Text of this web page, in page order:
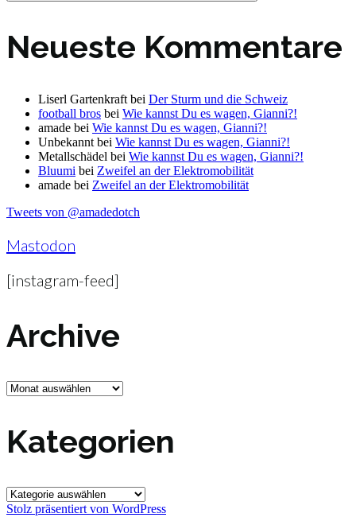
Neueste Kommentare
Liserl Gartenkraft bei Der Sturm und die Schweiz
football bros bei Wie kannst Du es wagen, Gianni?!
amade bei Wie kannst Du es wagen, Gianni?!
Unbekannt bei Wie kannst Du es wagen, Gianni?!
Metallschädel bei Wie kannst Du es wagen, Gianni?!
Bluumi bei Zweifel an der Elektromobilität
amade bei Zweifel an der Elektromobilität
Tweets von @amadedotch
Mastodon
[instagram-feed]
Archive
Archive
Kategorien
Kategorien
Stolz präsentiert von WordPress